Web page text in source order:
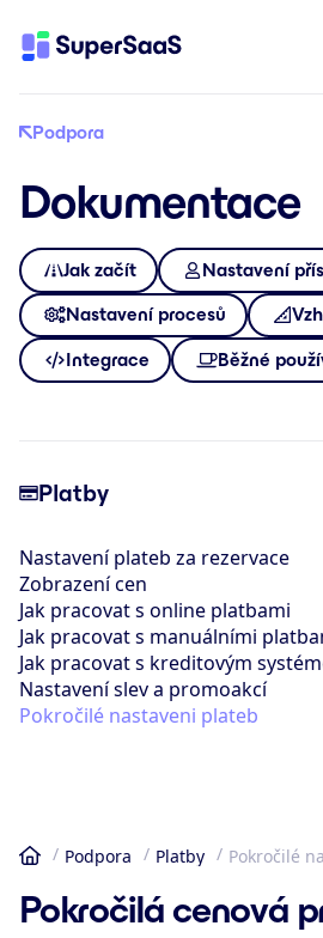
Podpora
Dokumentace
Jak začít Nastavení
Nastavení procesů
Integrace Běžné
Platby
Nastavení plateb za rezervace
Zobrazení cen
Jak pracovat s online platbami
Jak pracovat s manuálními
Jak pracovat s kreditovým
Nastavení slev a promoakcí
Pokročilé nastaveni plateb
Domů
Podpora Platby Pokročilé
Pokročilá cenová